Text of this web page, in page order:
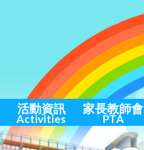
活動資訊
Activities
家長教師會
PTA